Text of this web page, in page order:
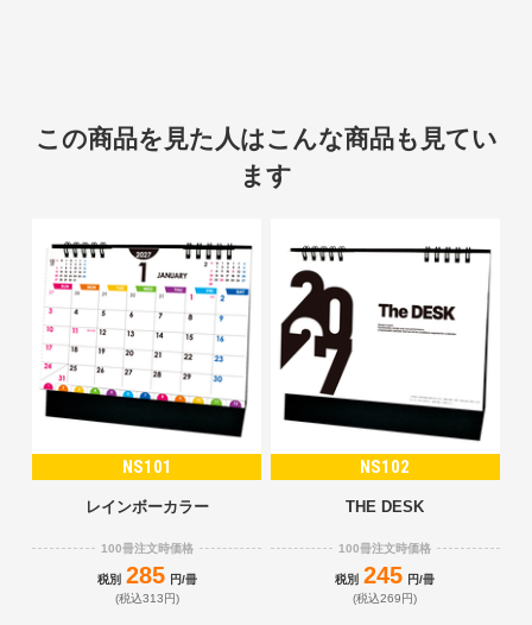
この商品を見た人はこんな商品も見てい
ます
NS101
レインボーカラー
100冊注文時価格
税別 285 円/冊
(税込313円)
NS102
THE DESK
100冊注文時価格
税別 245 円/冊
(税込269円)